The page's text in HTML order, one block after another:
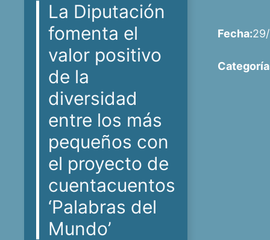
La Diputación
fomenta el
valor positivo
de la
diversidad
entre los más
pequeños con
el proyecto de
cuentacuentos
‘Palabras del
Mundo’
Fecha: